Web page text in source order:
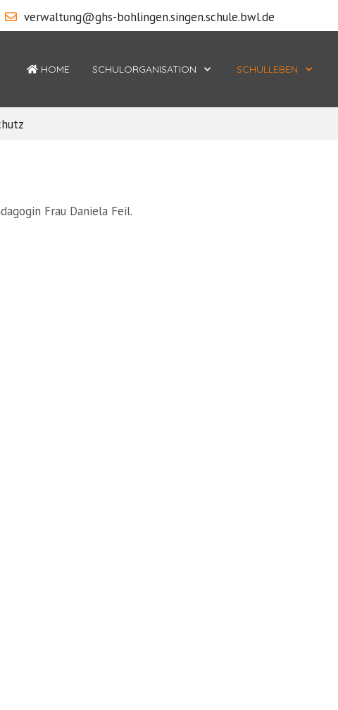
verwaltung@ghs-bohlingen.singen.schule.bwl.de
HOME SCHULORGANISATION SCHULLEBEN
Frau Daniela Feil.